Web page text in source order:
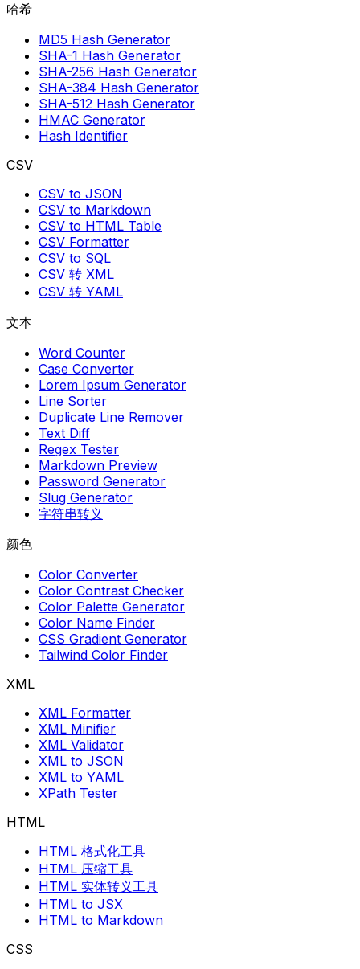
哈希
MD5 Hash Generator
SHA-1 Hash Generator
SHA-256 Hash Generator
SHA-384 Hash Generator
SHA-512 Hash Generator
HMAC Generator
Hash Identifier
CSV
CSV to JSON
CSV to Markdown
CSV to HTML Table
CSV Formatter
CSV to SQL
CSV 转 XML
CSV 转 YAML
文本
Word Counter
Case Converter
Lorem Ipsum Generator
Line Sorter
Duplicate Line Remover
Text Diff
Regex Tester
Markdown Preview
Password Generator
Slug Generator
字符串转义
颜色
Color Converter
Color Contrast Checker
Color Palette Generator
Color Name Finder
CSS Gradient Generator
Tailwind Color Finder
XML
XML Formatter
XML Minifier
XML Validator
XML to JSON
XML to YAML
XPath Tester
HTML
HTML 格式化工具
HTML 压缩工具
HTML 实体转义工具
HTML to JSX
HTML to Markdown
CSS